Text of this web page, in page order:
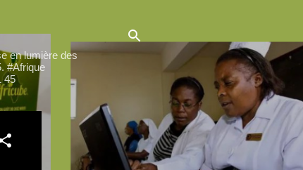
en lumière des
#Afrique
45